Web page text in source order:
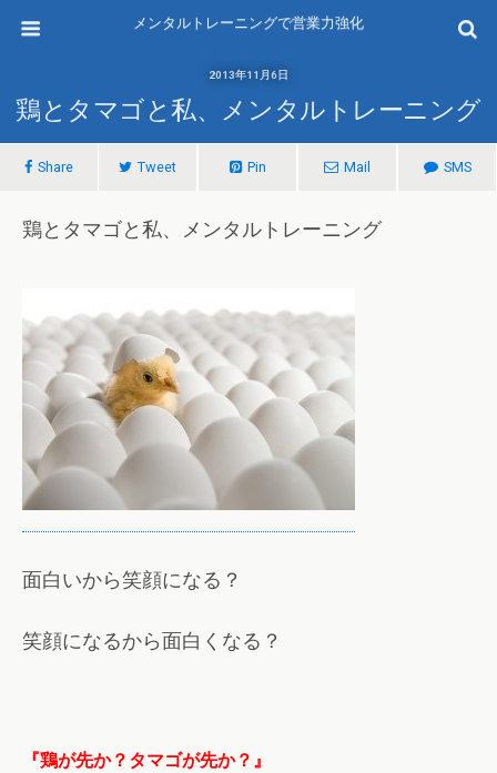
メンタルトレーニングで営業力強化
2013年11月6日
鶏とタマゴと私、メンタルトレーニング
Share Tweet Pin Mail SMS
鶏とタマゴと私、メンタルトレーニング
面白いから笑顔になる？
笑顔になるから面白くなる？
『鶏が先か？タマゴが先か？』